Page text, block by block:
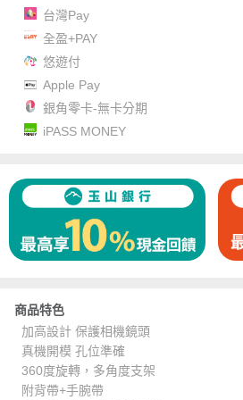
台灣Pay
全盈+PAY
悠遊付
Apple Pay
銀角零卡-無卡分期
iPASS MONEY
商品特色
加高設計 保護相機鏡頭
真機開模 孔位準確
360度旋轉，多角度支架
附背帶+手腕帶